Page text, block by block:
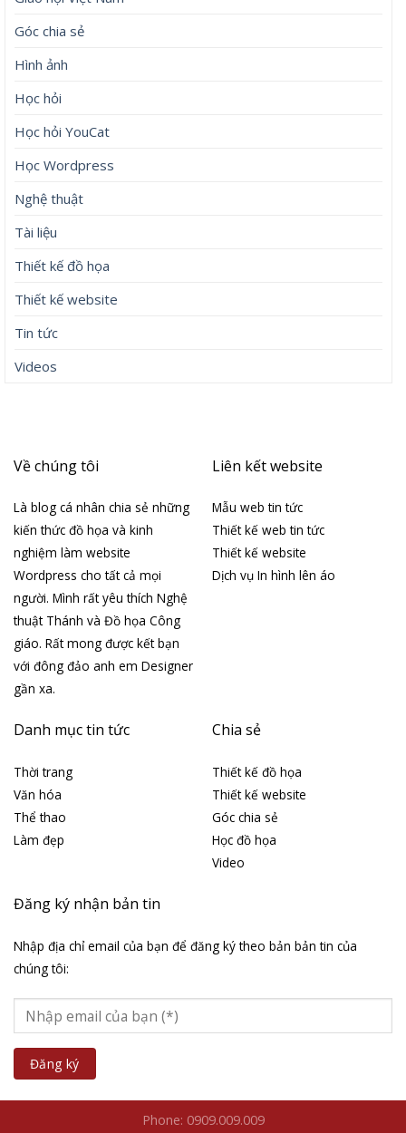
Góc chia sẻ
Hình ảnh
Học hỏi
Học hỏi YouCat
Học Wordpress
Nghệ thuật
Tài liệu
Thiết kế đồ họa
Thiết kế website
Tin tức
Videos
Về chúng tôi
Là blog cá nhân chia sẻ những
kiến thức đồ họa và kinh
nghiệm làm website
Wordpress cho tất cả mọi
người. Mình rất yêu thích Nghệ
thuật Thánh và Đồ họa Công
giáo. Rất mong được kết bạn
với đông đảo anh em Designer
gần xa.
Liên kết website
Mẫu web tin tức
Thiết kế web tin tức
Thiết kế website
Dịch vụ In hình lên áo
Danh mục tin tức
Thời trang
Văn hóa
Thể thao
Làm đẹp
Chia sẻ
Thiết kế đồ họa
Thiết kế website
Góc chia sẻ
Học đồ họa
Video
Đăng ký nhận bản tin
Nhập địa chỉ email của bạn để đăng ký theo bản bản tin của
chúng tôi:
Phone: 0909.009.009